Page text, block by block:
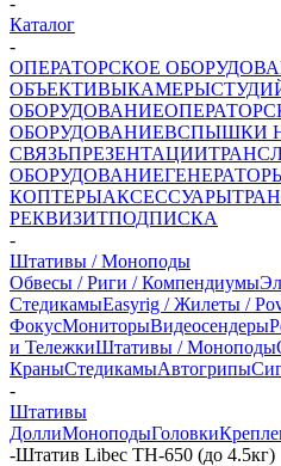
Каталог
-
ОПЕРАТОРСКОЕ
ОБЪЕКТИВЫКАМЕРЫ
ОБОРУДОВАНИЕ
ОБОРУДОВАНИЕВСПЫШКИ
СВЯЗЬПРЕЗЕНТАЦИИ
ОБОРУДОВАНИЕ
КОПТЕРЫАКСЕССУАРЫ
РЕКВИЗИТПОДПИСКА
-
Штативы / Моноподы
Обвесы / Риги / Компендиумы
СтедикамыEasyrig / Жилеты /
ФокусМониторыВидеосендеры
и ТележкиШтативы / Моноподы
КраныСтедикамыАвтогрипы
-
Штативы
ДоллиМоноподыГоловки
-Штатив Libec TH-650 (до 4.5кг)